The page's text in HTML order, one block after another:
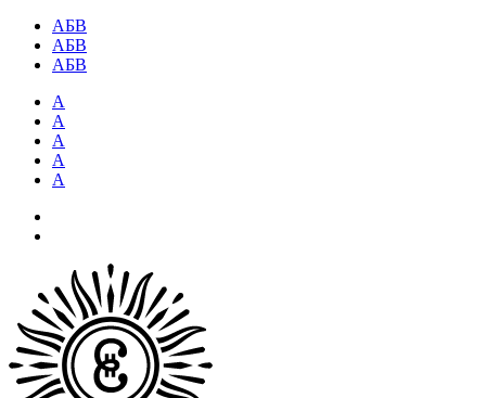
АБВ
АБВ
АБВ
А
А
А
А
А